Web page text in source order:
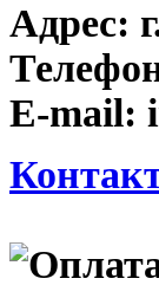
Адрес:
E-mail: